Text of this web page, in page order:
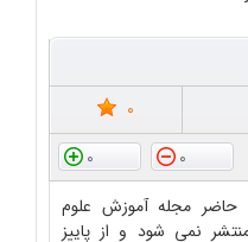
0
0
0
حاضر مجله آموزش علوم
نمی شود و از پاییز